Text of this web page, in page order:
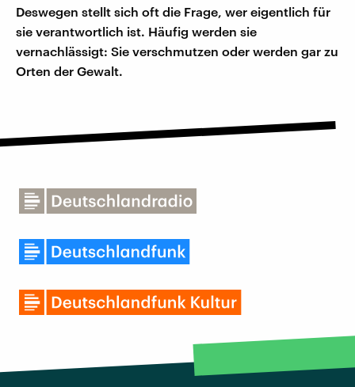
Deswegen stellt sich oft die Frage, wer eigentlich für
sie verantwortlich ist. Häufig werden sie
vernachlässigt: Sie verschmutzen oder werden gar zu
Orten der Gewalt.